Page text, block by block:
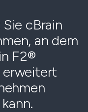
cBrain
an dem
F2®
erweitert